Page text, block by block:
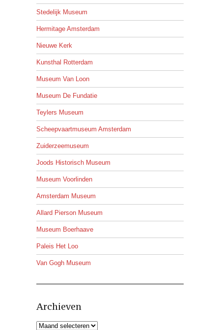
Stedelijk Museum
Hermitage Amsterdam
Nieuwe Kerk
Kunsthal Rotterdam
Museum Van Loon
Museum De Fundatie
Teylers Museum
Scheepvaartmuseum Amsterdam
Zuiderzeemuseum
Joods Historisch Museum
Museum Voorlinden
Amsterdam Museum
Allard Pierson Museum
Museum Boerhaave
Paleis Het Loo
Van Gogh Museum
Archieven
Archieven